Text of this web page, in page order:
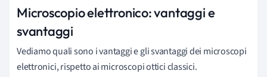
Microscopio elettronico: vantaggi e
svantaggi
Vediamo quali sono i vantaggi e gli svantaggi dei microscopi
elettronici, rispetto ai microscopi ottici classici.